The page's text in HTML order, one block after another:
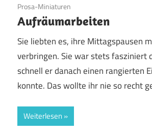
Prosa-Miniaturen
Aufräumarbeiten
Sie liebten es, ihre Mittagspausen
verbringen. Sie war stets fasziniert
schnell er danach einen rangierten
konnte. Das wollte ihr nie so recht
Weiterlesen